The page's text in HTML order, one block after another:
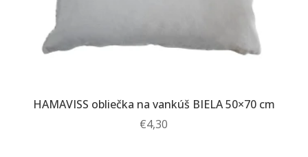
HAMAVISS obliečka na vankúš BIELA 50×70 cm
€4,30